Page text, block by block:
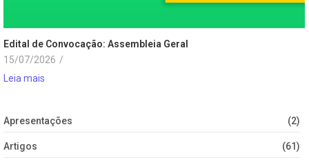
Edital de Convocação: Assembleia Geral
15/07/2026 /
Leia mais
Apresentações (2)
Artigos (61)